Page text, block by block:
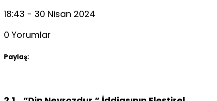
18:43 - 30 Nisan 2024
0 Yorumlar
Paylaş: